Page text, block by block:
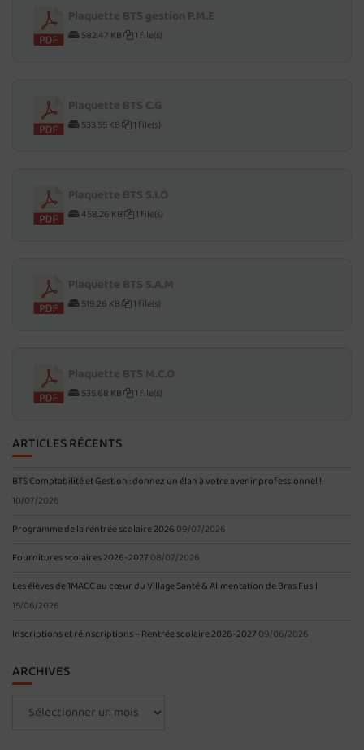
582.47 KB 1 file(s)
533.55 KB 1 file(s)
458.26 KB 1 file(s)
519.26 KB 1 file(s)
535.68 KB 1 file(s)
ARTICLES RÉCENTS
BTS Comptabilité et Gestion : donnez un élan à votre avenir professionnel !
10/07/2026
Programme de la rentrée scolaire 2026 09/07/2026
Fournitures scolaires 2026-2027 08/07/2026
Les élèves de 1MACC au cœur du Village Santé & Alimentation de Bras Fusil
15/06/2026
Inscriptions et réinscriptions – Rentrée scolaire 2026-2027 09/06/2026
ARCHIVES